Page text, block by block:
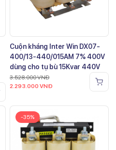
Cuộn kháng Inter Win DX07-
400/13-440/015AM 7% 400V
dùng cho tụ bù 15Kvar 440V
3.528.000VNĐ
2.293.000 VNĐ
-35%